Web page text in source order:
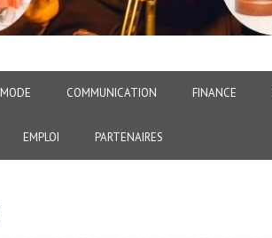
MODE COMMUNICATION FINANCE
EMPLOI PARTENAIRES